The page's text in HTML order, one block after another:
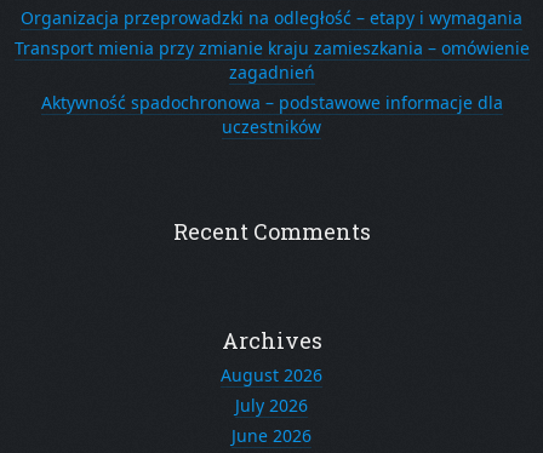
Organizacja przeprowadzki na odległość – etapy i wymagania
Transport mienia przy zmianie kraju zamieszkania – omówienie
zagadnień
Aktywność spadochronowa – podstawowe informacje dla
uczestników
Recent Comments
Archives
August 2026
July 2026
June 2026